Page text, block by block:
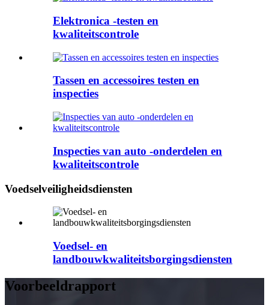
Elektronica -testen en
kwaliteitscontrole
Tassen en accessoires testen en
inspecties
Inspecties van auto -onderdelen en
kwaliteitscontrole
Voedselveiligheidsdiensten
Voedsel- en
landbouwkwaliteitsborgingsdiensten
Voorbeeldrapport